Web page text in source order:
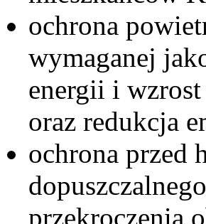
ochrona
wymaganej
energii i
oraz redukcja
ochrona przed
przekroczenia